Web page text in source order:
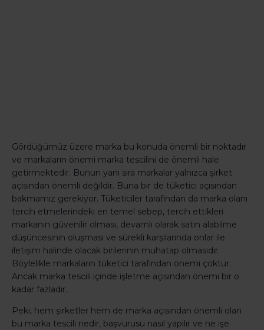
Gördüğümüz üzere marka bu konuda önemli bir noktadır
ve markaların önemi marka tescilini de önemli hale
getirmektedir. Bunun yanı sıra markalar yalnızca şirket
açısından önemli değildir. Buna bir de tüketici açısından
bakmamız gerekiyor. Tüketiciler tarafından da marka olanı
tercih etmelerindeki en temel sebep, tercih ettikleri
markanın güvenilir olması, devamlı olarak satın alabilme
düşüncesinin oluşması ve sürekli karşılarında onlar ile
iletişim halinde olacak birilerinin muhatap olmasıdır.
Böylelikle markaların tüketici tarafından önemi çoktur.
Ancak marka tescili içinde işletme açısından önemi bir o
kadar fazladır.
Peki, hem şirketler hem de marka açısından önemli olan
bu marka tescili nedir, başvurusu nasıl yapılır ve ne işe